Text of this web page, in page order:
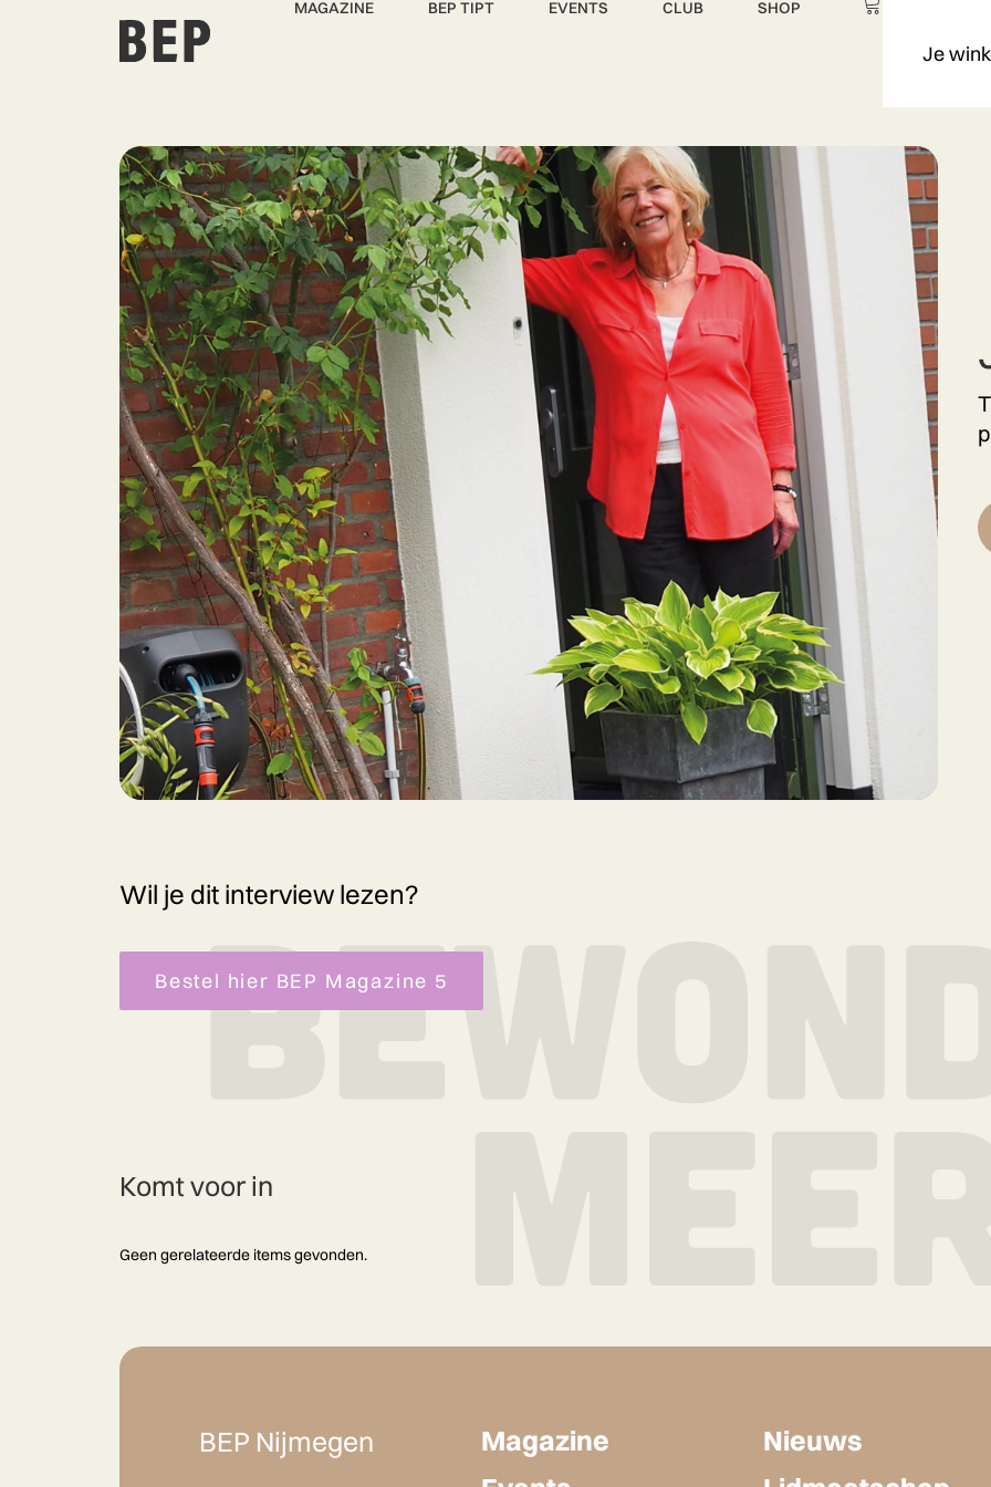
MAGAZINE BEP TIPT EVENTS CLUB SHOP
Je
Wil je dit interview lezen?
Bestel hier BEP Magazine 5
Komt voor in
Geen gerelateerde items gevonden.
BEP Nijmegen
Magazine
Nieuws